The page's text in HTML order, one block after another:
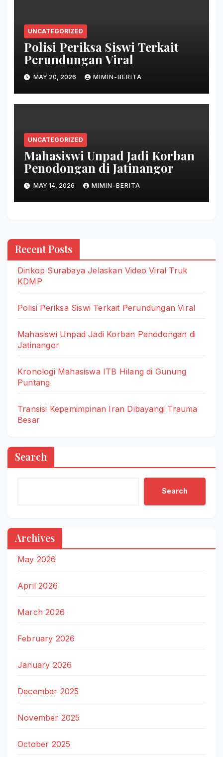
UNCATEGORIZED
Polisi Periksa Siswi Terkait
Perundungan Viral
MAY 20, 2026 MIMIN-BERITA
UNCATEGORIZED
Mahasiswi Unpad Jadi Korban
Penodongan di Jatinangor
MAY 14, 2026 MIMIN-BERITA
Recent Posts
Dinkop Surabaya Jelaskan Video Viral Truk
KDMP
Polisi Periksa Siswi Terkait Perundungan Viral
Mahasiswi Unpad Jadi Korban Penodongan di
Jatinangor
Kronologi Mahasiswa ITB Hilang di Gunung
Puntang
Transisi Kepemimpinan Iran Dibayangi Trauma
Besar
Search
Search
Archives
May 2026
April 2026
March 2026
February 2026
January 2026
December 2025
November 2025
October 2025